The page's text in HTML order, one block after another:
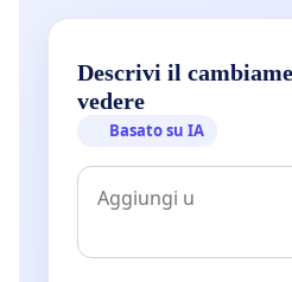
Descrivi il
vedere
Basato su IA